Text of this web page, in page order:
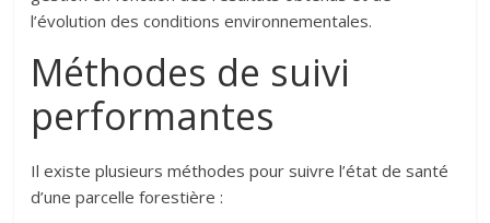
l’évolution des conditions environnementales.
Méthodes de suivi
performantes
Il existe plusieurs méthodes pour suivre l’état de santé
d’une parcelle forestière :